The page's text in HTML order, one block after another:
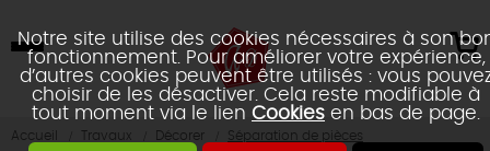
Notre site utilise des cookies nécessaires à son
fonctionnement. Pour améliorer votre expérience,
d’autres cookies peuvent être utilisés : vous
choisir de les désactiver. Cela reste modifiable à
tout moment via le lien Cookies en bas de page.
Accueil Travaux Décorer Séparation de pièces